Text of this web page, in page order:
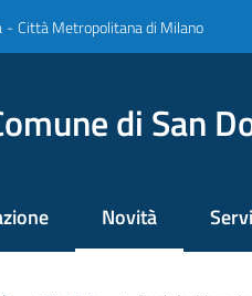
-Città Metropolitana di Milano
di San
Novità
Menu selezionato